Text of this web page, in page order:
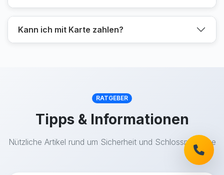
Kann ich mit Karte zahlen?
RATGEBER
Tipps & Informationen
Nützliche Artikel rund um Sicherheit und Schlossmontage